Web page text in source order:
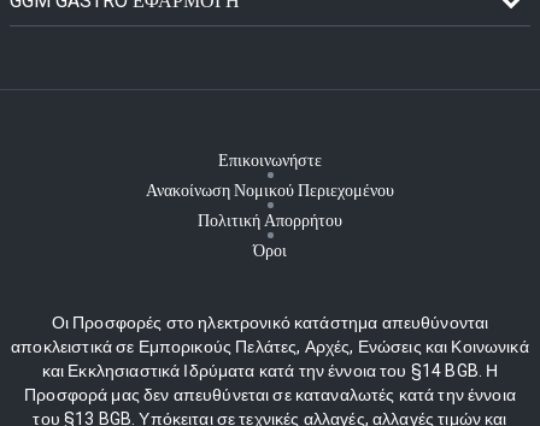
Επικοινωνήστε
Ανακοίνωση Νομικού Περιεχομένου
Πολιτική Απορρήτου
Όροι
Οι Προσφορές στο ηλεκτρονικό κατάστημα απευθύνονται
αποκλειστικά σε Εμπορικούς Πελάτες, Αρχές, Ενώσεις και Κοινωνικά
και Εκκλησιαστικά Ιδρύματα κατά την έννοια του §14 BGB. Η
Προσφορά μας δεν απευθύνεται σε καταναλωτές κατά την έννοια
του §13 BGB. Υπόκειται σε τεχνικές αλλαγές, αλλαγές τιμών και